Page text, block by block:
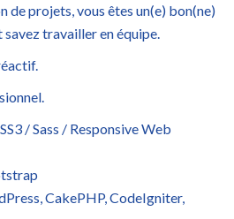
de projets, vous êtes un(e) bon(ne)
travailler en équipe.
/ Sass / Responsive Web
CakePHP, CodeIgniter,